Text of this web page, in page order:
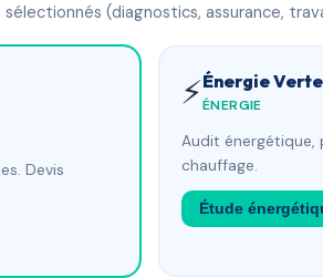
(diagnostics, assurance,
Devis
⚡Énergie
ÉNERGIE
Audit
chauffage.
Étude